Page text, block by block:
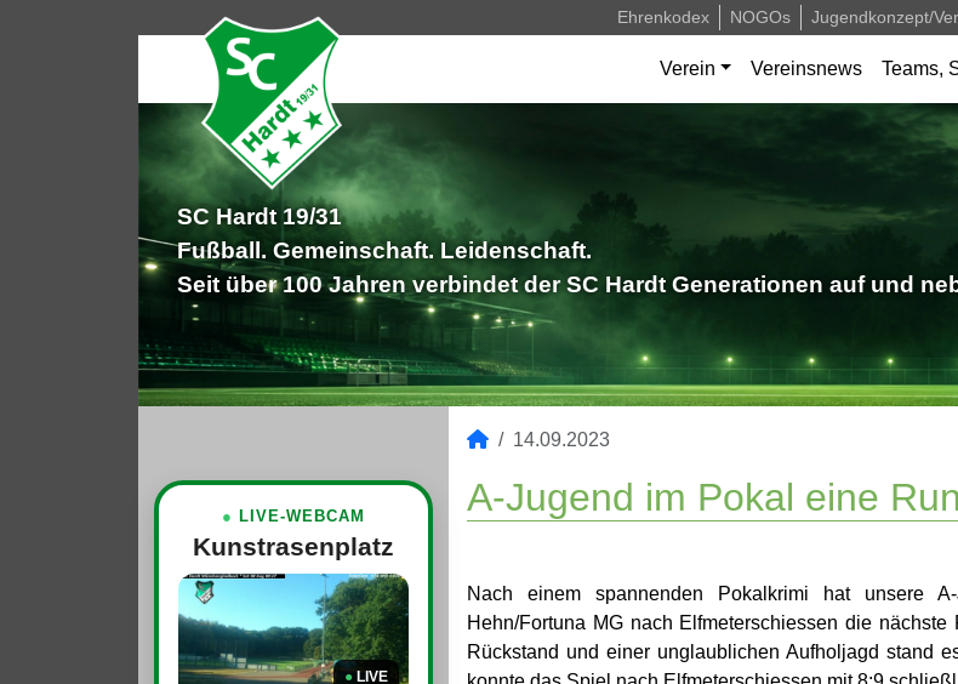
Ehrenkodex NOGOs Jugendkonzept/
Verein Vereinsnews Teams,
SC Hardt 19/31
Fußball. Gemeinschaft. Leidenschaft.
Seit über 100 Jahren verbindet der SC Hardt Generationen auf und
● LIVE-WEBCAM
Kunstrasenplatz
● LIVE
14.09.2023
A-Jugend im Pokal eine
Nach einem spannenden Pokalkrimi hat unsere
Hehn/Fortuna MG nach Elfmeterschiessen die
Rückstand und einer unglaublichen Aufholjagd stand